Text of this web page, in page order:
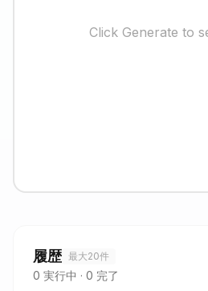
Click Generate to
履歴 最大20件
0 実行中 · 0 完了